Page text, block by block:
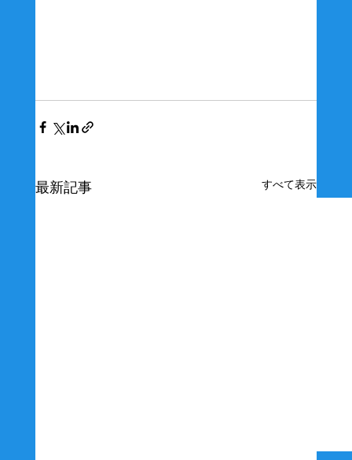
最新記事 すべて表示